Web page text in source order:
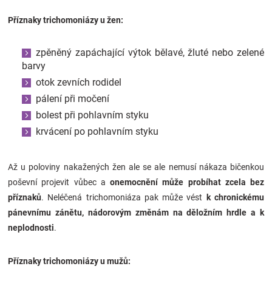
Příznaky trichomoniázy u žen:
zpěněný zapáchající výtok bělavé, žluté nebo zelené
barvy
otok zevních rodidel
pálení při močení
bolest při pohlavním styku
krvácení po pohlavním styku
Až u poloviny nakažených žen ale se ale nemusí nákaza bičenkou
poševní projevit vůbec a onemocnění může probíhat zcela bez
příznaků. Neléčená trichomoniáza pak může vést
k chronickému
pánevnímu zánětu, nádorovým změnám na děložním hrdle a k
neplodnosti.
Příznaky trichomoniázy u mužů: